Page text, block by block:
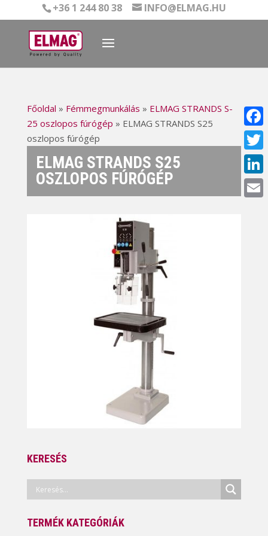
+36 1 244 80 38 INFO@ELMAG.HU
Főoldal » Fémmegmunkálás » ELMAG STRANDS S-
25 oszlopos fúrógép » ELMAG STRANDS S25
oszlopos fúrógép
ELMAG STRANDS S25
OSZLOPOS FÚRÓGÉP
KERESÉS
TERMÉK KATEGÓRIÁK